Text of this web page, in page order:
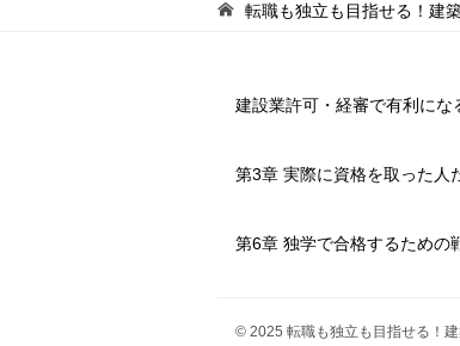
転職も独立も目指せる！建
建設業許可・経審で有利にな
第3章 実際に資格を取った人
第6章 独学で合格するための
© 2025 転職も独立も目指せる！